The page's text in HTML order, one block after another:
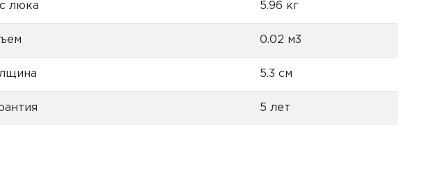
люка 5.96 кг
0.02 м3
5.3 см
5 лет